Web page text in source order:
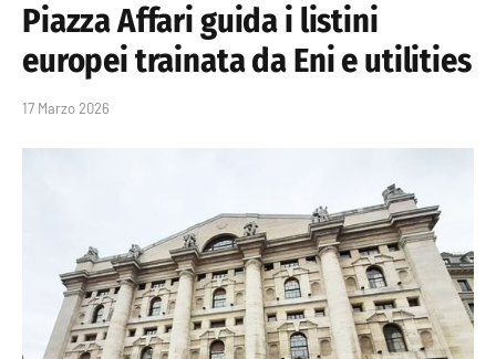
Piazza Affari guida i listini
europei trainata da Eni e utilities
17 Marzo 2026